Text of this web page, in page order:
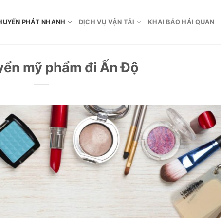
PHÁT NHANH DỊCH VỤ VẬN TẢI KHAI BÁO HẢI QUAN
mỹ phẩm đi Ấn Độ